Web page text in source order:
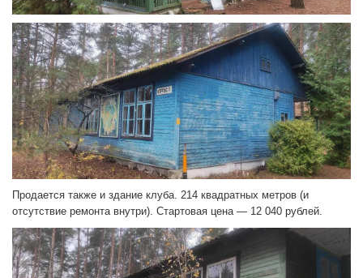
Продается также и здание клуба. 214 квадратных метров (и
отсутствие ремонта внутри). Стартовая цена — 12 040 рублей.